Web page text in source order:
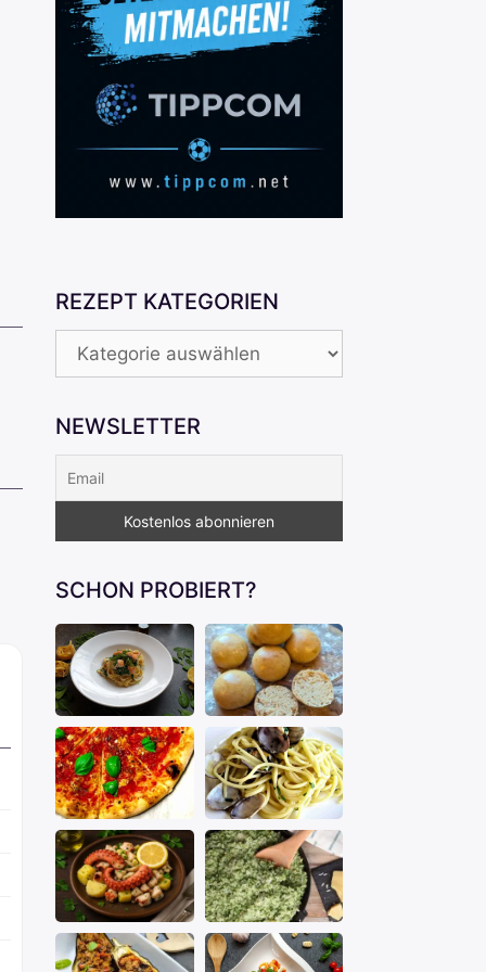
REZEPT KATEGORIEN
REZEPT
KATEGORIEN
NEWSLETTER
SCHON PROBIERT?